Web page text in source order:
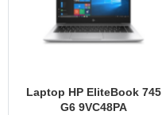
Laptop HP EliteBook 745
G6 9VC48PA